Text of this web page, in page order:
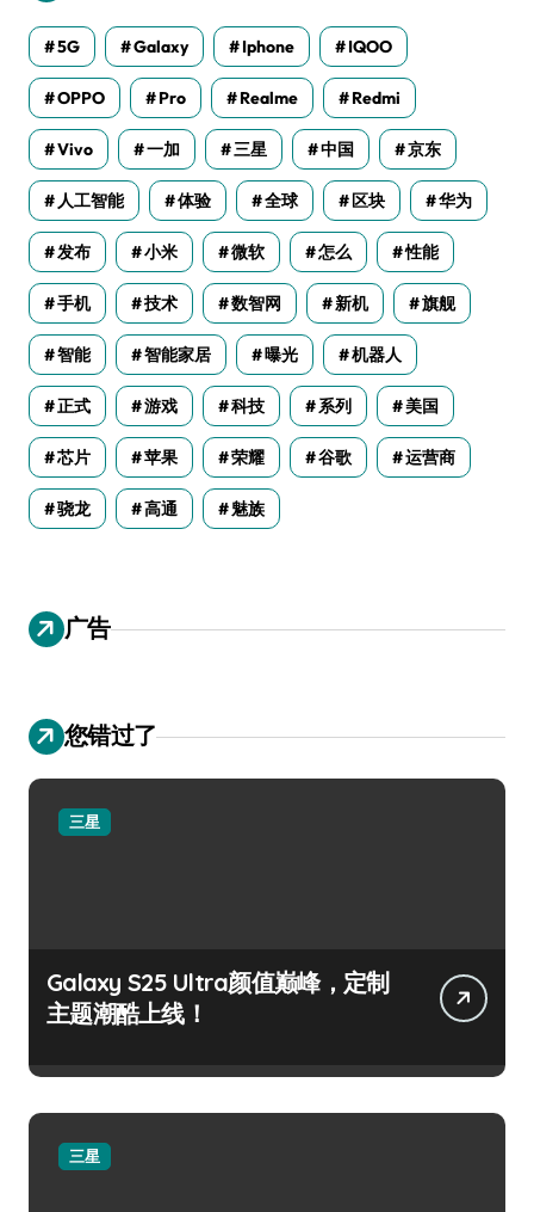
5G Galaxy Iphone IQOO
OPPO Pro Realme Redmi
Vivo 一加 三星 中国 京东
人工智能 体验 全球 区块 华为
发布 小米 微软 怎么 性能
手机 技术 数智网 新机 旗舰
智能 智能家居 曝光 机器人
正式 游戏 科技 系列 美国
芯片 苹果 荣耀 谷歌 运营商
骁龙 高通 魅族
广告
您错过了
三星
Galaxy S25 Ultra颜值巅峰，定制
主题潮酷上线！
三星